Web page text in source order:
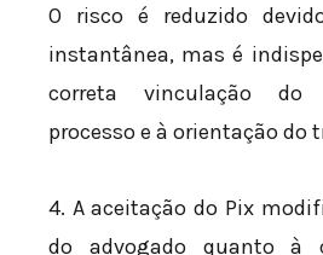
O risco é reduzido
instantânea, mas é
correta vinculação do
processo e à orientação do
4. A aceitação do Pix
do advogado quanto à